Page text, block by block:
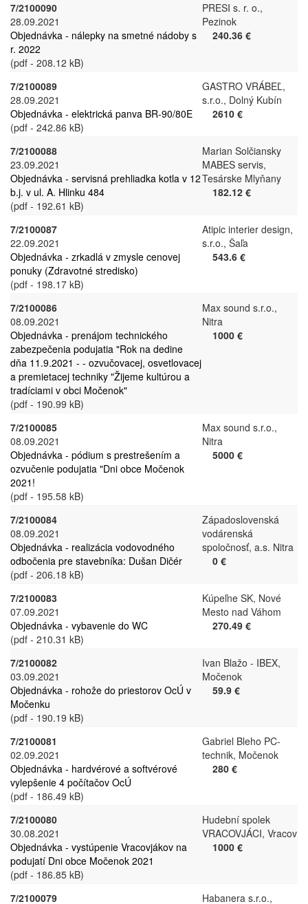
7/2100090
28.09.2021
Objednávka - nálepky na smetné nádoby s
r. 2022
(pdf - 208.12 kB)
PRESI s. r. o.,
Pezinok
240.36 €
7/2100089
28.09.2021
Objednávka - elektrická panva BR-90/80E
(pdf - 242.86 kB)
GASTRO VRÁBEĽ,
s.r.o., Dolný Kubín
2610 €
7/2100088
23.09.2021
Objednávka - servisná prehliadka kotla v 12
b.j. v ul. A. Hlinku 484
(pdf - 192.61 kB)
Marian Solčiansky
MABES servis,
Tesárske Mlyňany
182.12 €
7/2100087
22.09.2021
Objednávka - zrkadlá v zmysle cenovej
ponuky (Zdravotné stredisko)
(pdf - 198.17 kB)
Atipic interier design,
s.r.o., Šaľa
543.6 €
7/2100086
08.09.2021
Objednávka - prenájom technického
zabezpečenia podujatia "Rok na dedine
dňa 11.9.2021 - - ozvučovacej, osvetlovacej
a premietacej techniky "Žijeme kultúrou a
tradíciami v obci Močenok"
(pdf - 190.99 kB)
Max sound s.r.o.,
Nitra
1000 €
7/2100085
08.09.2021
Objednávka - pódium s prestrešením a
ozvučenie podujatia "Dni obce Močenok
2021!
(pdf - 195.58 kB)
Max sound s.r.o.,
Nitra
5000 €
7/2100084
08.09.2021
Objednávka - realizácia vodovodného
odbočenia pre stavebníka: Dušan Dičér
(pdf - 206.18 kB)
Západoslovenská
vodárenská
spoločnosť, a.s. Nitra
0 €
7/2100083
07.09.2021
Objednávka - vybavenie do WC
(pdf - 210.31 kB)
Kúpeľne SK, Nové
Mesto nad Váhom
270.49 €
7/2100082
03.09.2021
Objednávka - rohože do priestorov OcÚ v
Močenku
(pdf - 190.19 kB)
Ivan Blažo - IBEX,
Močenok
59.9 €
7/2100081
02.09.2021
Objednávka - hardvérové a softvérové
vylepšenie 4 počítačov OcÚ
(pdf - 186.49 kB)
Gabriel Bleho PC-
technik, Močenok
280 €
7/2100080
30.08.2021
Objednávka - vystúpenie Vracovjákov na
podujatí Dni obce Močenok 2021
(pdf - 186.85 kB)
Hudební spolek
VRACOVJÁCI, Vracov
1000 €
7/2100079 Habanera s.r.o.,